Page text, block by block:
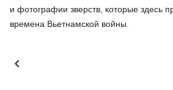
и фотографии зверств, которые здесь
времена Вьетнамской войны.
